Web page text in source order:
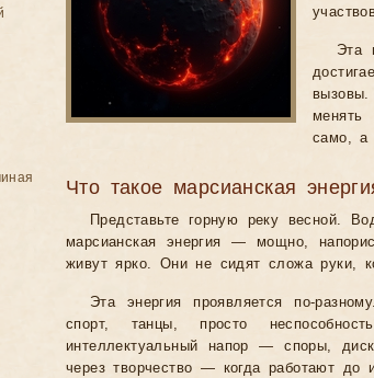
Эта
менять
само, а
Что такое марсианская
Представьте горную реку весной.
марсианская энергия — мощно,
живут ярко. Они не сидят сложа руки,
Эта энергия проявляется по-
спорт, танцы, просто
интеллектуальный напор — споры,
через творчество — когда работают до